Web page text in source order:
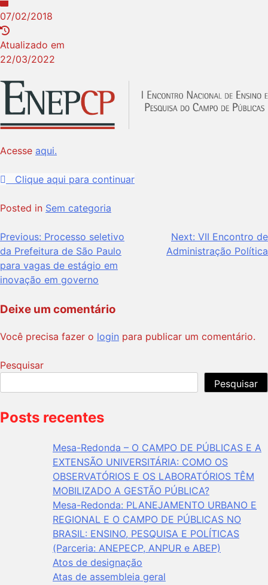
07/02/2018
Atualizado em
22/03/2022
Acesse aqui.
Clique aqui para continuar
Posted in Sem categoria
Previous: Processo seletivo
da Prefeitura de São Paulo
para vagas de estágio em
inovação em governo
Next: VII Encontro de
Administração Política
Deixe um comentário
Você precisa fazer o login para publicar um comentário.
Pesquisar
Pesquisar
Posts recentes
Mesa-Redonda – O CAMPO DE PÚBLICAS E A
EXTENSÃO UNIVERSITÁRIA: COMO OS
OBSERVATÓRIOS E OS LABORATÓRIOS TÊM
MOBILIZADO A GESTÃO PÚBLICA?​
Mesa-Redonda: PLANEJAMENTO URBANO E
REGIONAL E O CAMPO DE PÚBLICAS NO
BRASIL: ENSINO, PESQUISA E POLÍTICAS
(Parceria: ANEPECP, ANPUR e ABEP)
Atos de designação
Atas de assembleia geral